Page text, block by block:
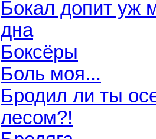
Бокал допит уж
дна
Боксёры
Боль моя...
Бродил ли ты
лесом?!